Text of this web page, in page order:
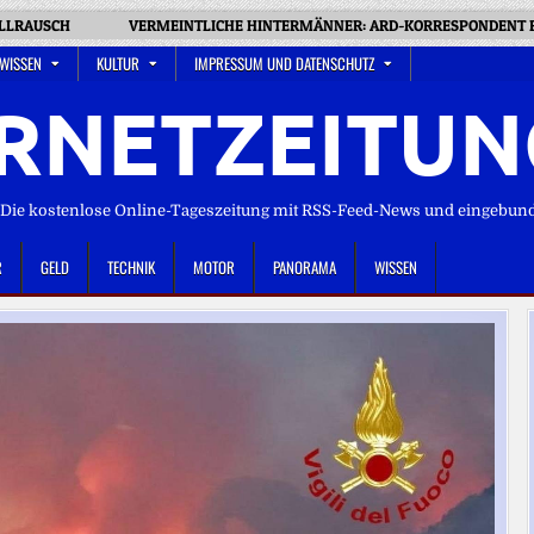
VERMEINTLICHE HINTERMÄNNER: ARD-KORRESPONDENT
KULTUR IMPRESSUM UND DATENSCHUTZ
kostenlose Online-Tageszeitung mit RSS-Feed-News und
GELD TECHNIK MOTOR PANORAMA WISSEN